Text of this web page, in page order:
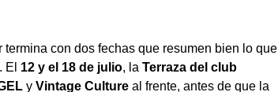
con dos fechas que resumen bien lo que
. El 12 y el 18 de julio, la Terraza del club
y Vintage Culture al frente, antes de que la